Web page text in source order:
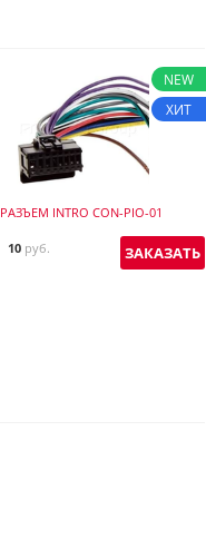
NEW
ХИТ
РАЗЪЕМ INTRO CON-PIO-01
10 руб. ЗАКАЗАТЬ